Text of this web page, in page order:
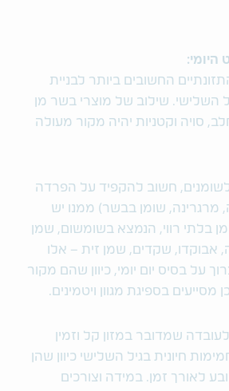
היומי:
החשובים ביותר לבניית
השלישי. שילוב של מוצרי בשר מן
סויה וקטניות יהיה מקור מעולה
חשוב להקפיד על הפרדה
מרגרינה, שומן בבשר) ממנו יש
בלתי רווי, הנמצא בשומשום, שמן
אבוקדו, שקדים, שמן זית – אלו
על בסיס יום יומי, כיוון שהם מקור
מסייעים בספיגת מגוון ויטמינים.
שמדובר במזון קל וזמין
חיונית בגיל השלישי כיוון שהן
לאורך זמן. במידה וצורכים